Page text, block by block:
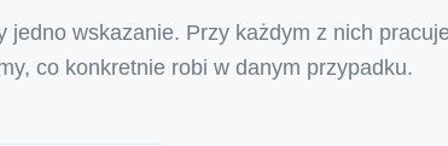
jedno wskazanie. Przy każdym z nich
co konkretnie robi w danym przypadku.